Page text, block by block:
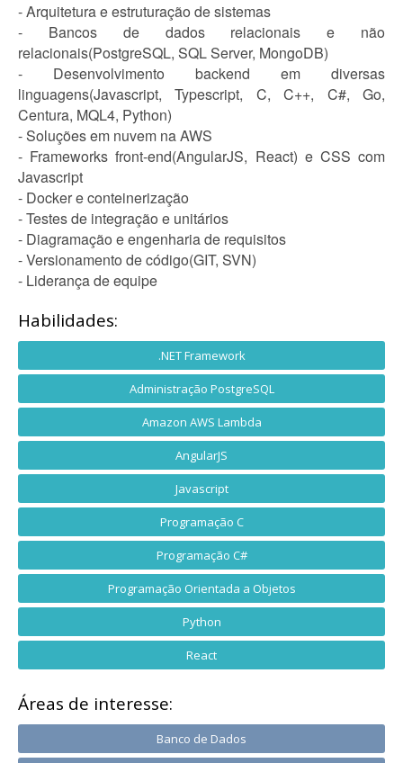
- Arquitetura e estruturação de sistemas
- Bancos de dados relacionais e não
relacionais(PostgreSQL, SQL Server, MongoDB)
- Desenvolvimento backend em diversas
linguagens(Javascript, Typescript, C, C++, C#, Go,
Centura, MQL4, Python)
- Soluções em nuvem na AWS
- Frameworks front-end(AngularJS, React) e CSS com
Javascript
- Docker e conteinerização
- Testes de integração e unitários
- Diagramação e engenharia de requisitos
- Versionamento de código(GIT, SVN)
- Liderança de equipe
Habilidades:
.NET Framework
Administração PostgreSQL
Amazon AWS Lambda
AngularJS
Javascript
Programação C
Programação C#
Programação Orientada a Objetos
Python
React
Áreas de interesse:
Banco de Dados